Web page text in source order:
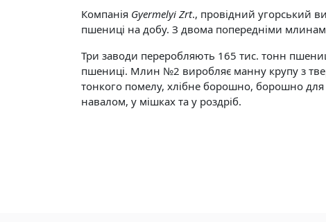
Компанія Gyermelyi Zrt., провідний угорський
пшениці на добу. З двома попередніми
Три заводи переробляють 165 тис. тонн
пшениці. Млин №2 виробляє манну крупу з
тонкого помелу, хлібне борошно, борошно
навалом, у мішках та у роздріб.